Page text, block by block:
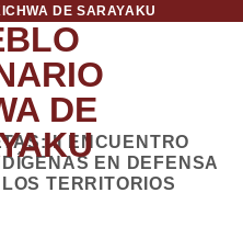
DE SARAYAKU
II ENCUENTRO
EN DEFENSA
TERRITORIOS